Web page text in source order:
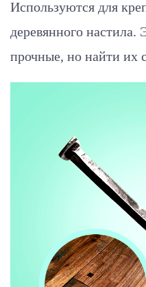
Используются для
деревянного настила.
прочные, но найти их